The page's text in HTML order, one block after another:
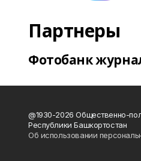
Партнеры
Фотобанк
@1930-2026 Общественно-
Республики Башкортостан
Об использовании